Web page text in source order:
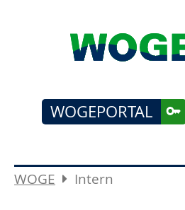
WOGEPORTAL
WOGE Intern